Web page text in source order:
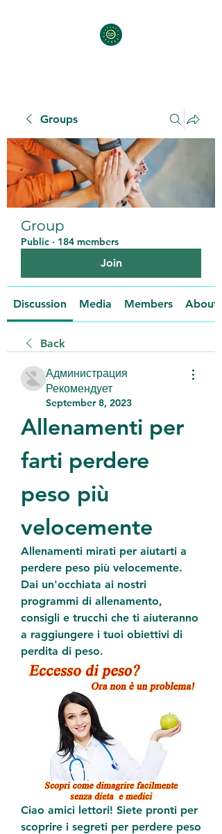
Groups
Group
Public · 184 members
Join
Discussion Media Members About
Back
Администрация
Рекомендует
September 8, 2023
Allenamenti per
farti perdere
peso più
velocemente
Allenamenti mirati per aiutarti a
perdere peso più velocemente.
Dai un'occhiata ai nostri
programmi di allenamento,
consigli e trucchi che ti aiuteranno
a raggiungere i tuoi obiettivi di
perdita di peso.
Ciao amici lettori! Siete pronti per
scoprire i segreti per perdere peso